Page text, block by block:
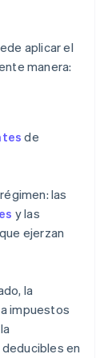
aplicar el
manera:
de
las
y las
ejerzan
la
impuestos
en